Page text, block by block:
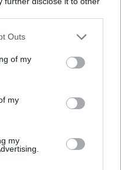
one or more Google
You may click to
its third-party tags to
in below Google
Outs
of my
my
my